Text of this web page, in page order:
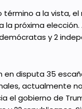
término a la vista,
la próxima
y 2
en disputa 35
actualmente
el gobierno de